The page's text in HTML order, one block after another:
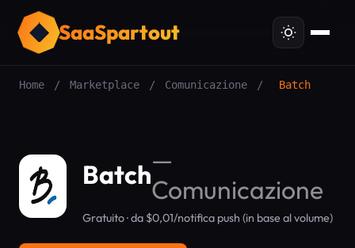
SaaSpartout
Home / Marketplace / Comunicazione / Batch
Batch—
Comunicazione
Gratuito · da $0,01/notifica push (in base al volume)